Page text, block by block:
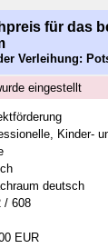
für das
Verleihung:
eingestellt
Kinder-
deutsch
/ 608
EUR